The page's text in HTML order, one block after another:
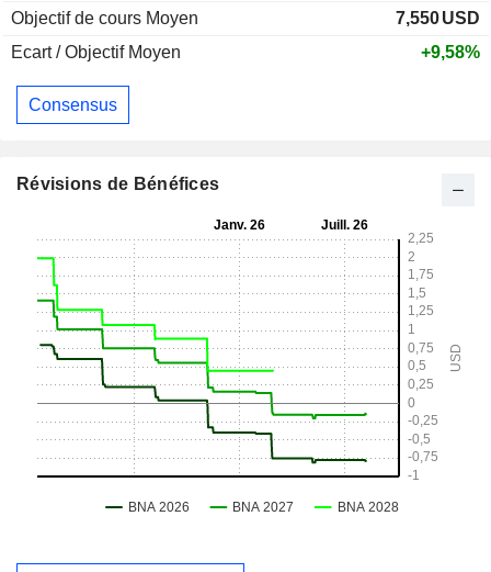
Objectif de cours Moyen
7,550USD
Ecart / Objectif Moyen
+9,58%
Consensus
Révisions de Bénéfices